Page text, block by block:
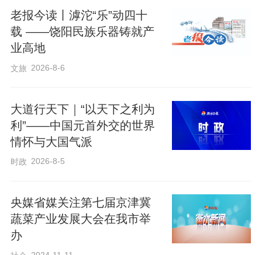
机制先行，方能行稳致远。武安市构建起
三级直播矩阵，1个市级电商基地带动破
冰、1个数字产业园引领升级、23个乡镇主
场直播间全域覆盖、157个特色点位激活业
笋般涌现，“市区引领、乡镇带动、村企覆
盖、全民参与”的格局迅速成型。
更令人称道的是其“刀刃向内”的改革创新。
一件事”集成服务，将7个关联事项整合办
理，申请材料压减近一半，半小时内即可
完成注册。财政设立2000万元专项扶持资
老报今读丨滹沱“乐”动四十
载 ——饶阳民族乐器铸就产
业高地
文旅 2026-8-6
大道行天下｜“以天下之利为
利”——中国元首外交的世界
情怀与大国气派
时政 2026-8-5
央媒省媒关注第七届京津冀
蔬菜产业发展大会在我市举
办